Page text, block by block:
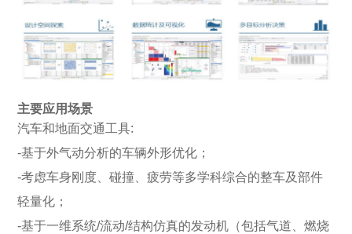
主要应用场景
汽车和地面交通工具:
-基于外气动分析的车辆外形优化；
-考虑车身刚度、碰撞、疲劳等多学科综合的整车及部件
轻量化；
-基于一维系统/流动/结构仿真的发动机（包括气道、燃烧